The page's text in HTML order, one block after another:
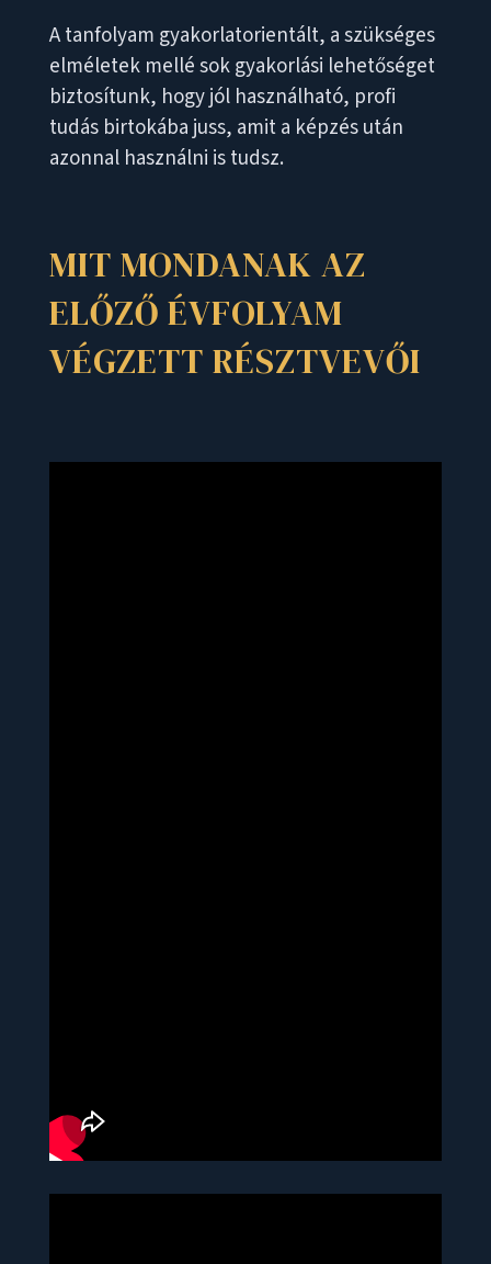
A tanfolyam gyakorlatorientált, a szükséges
elméletek mellé sok gyakorlási lehetőséget
biztosítunk, hogy jól használható, profi
tudás birtokába juss, amit a képzés után
azonnal használni is tudsz.
MIT MONDANAK AZ
ELŐZŐ ÉVFOLYAM
VÉGZETT RÉSZTVEVŐI